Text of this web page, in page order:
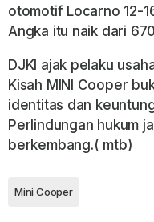
otomotif Locarno 12-
Angka itu naik dari
DJKI ajak pelaku
Kisah MINI Cooper
identitas dan
Perlindungan hukum
berkembang.( mtb)
Mini Cooper